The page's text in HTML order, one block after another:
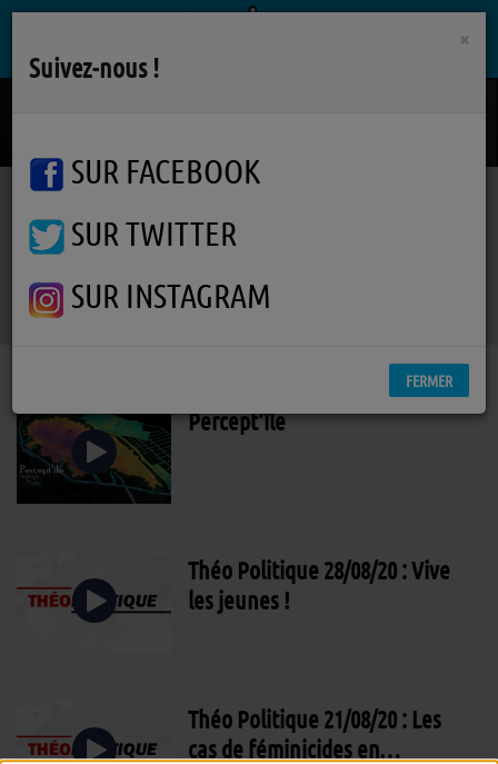
Podcasts
Podcasts
Percept'île
Théo Politique 28/08/20 : Vive
les jeunes !
Théo Politique 21/08/20 : Les
cas de féminicides en
×
Suivez-nous !
SUR FACEBOOK
SUR TWITTER
SUR INSTAGRAM
FERMER